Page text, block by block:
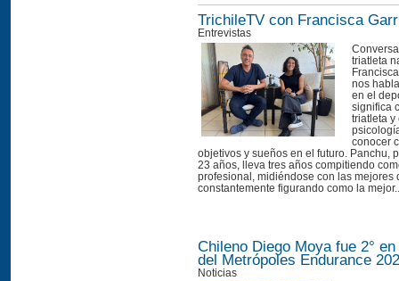
TrichileTV con Francisca
Entrevistas
triatleta
nos
en el
significa
triatleta y
conocer
objetivos y sueños en el futuro. Panchu,
23 años, lleva tres años compitiendo
profesional, midiéndose con las mejores
constantemente figurando como la
Chileno Diego Moya fue 2°
del Metrópoles Endurance
Noticias